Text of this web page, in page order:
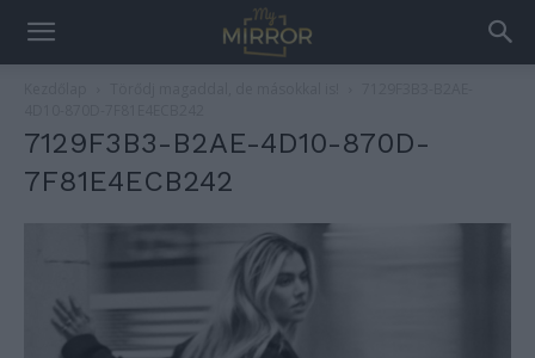
7129F3B3-B2AE-4D10-870D-
7F81E4ECB242